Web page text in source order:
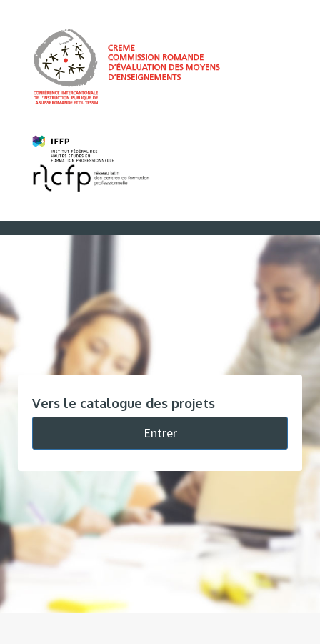
Vers le catalogue des projets
Entrer